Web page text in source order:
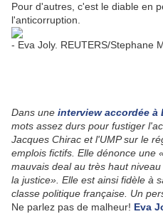
Pour d'autres, c'est le diable en
l'anticorruption.
- Eva Joly. REUTERS/Stephane
Dans une interview accordée à
mots assez durs pour fustiger
Jacques Chirac et l'UMP sur le
emplois fictifs. Elle dénonce une
mauvais deal au très haut
la justice». Elle est ainsi fidèle à
classe politique française. Un
Ne parlez pas de malheur! Eva